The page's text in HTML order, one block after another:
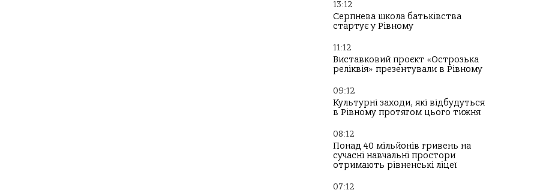
13:12
Серпнева школа батьківства
стартує у Рівному
11:12
Виставковий проєкт «Острозька
реліквія» презентували в Рівному
09:12
Культурні заходи, які відбудуться
в Рівному протягом цього тижня
08:12
Понад 40 мільйонів гривень на
сучасні навчальні простори
отримають рівненські ліцеї
07:12